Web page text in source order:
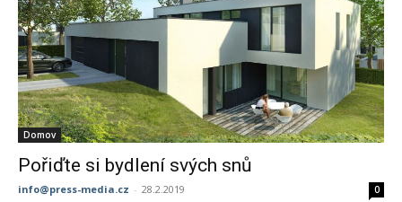
Domov
Pořiďte si bydlení svých snů
info@press-media.cz - 28.2.2019 0